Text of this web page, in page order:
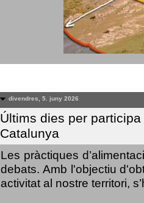
divendres, 5. juny 2026
Últims dies per
Catalunya
Les pràctiques
debats. Amb l'objectiu
activitat al nostre territori,